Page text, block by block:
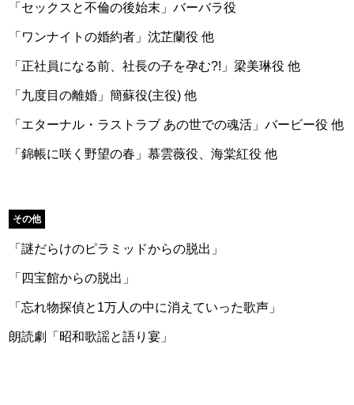
「セックスと不倫の後始末」バーバラ役
「ワンナイトの婚約者」沈芷蘭役 他
「正社員になる前、社長の子を孕む?!」梁美琳役 他
「九度目の離婚」簡蘇役(主役) 他
「エターナル・ラストラブ あの世での魂活」バービー役 他
「錦帳に咲く野望の春」慕雲薇役、海棠紅役 他
その他
「謎だらけのピラミッドからの脱出」
「四宝館からの脱出」
「忘れ物探偵と1万人の中に消えていった歌声」
朗読劇「昭和歌謡と語り宴」